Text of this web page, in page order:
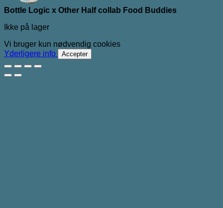
Bottle Logic x Other Half collab Food Buddies
Ikke på lager
Vi bruger kun nødvendig cookies
Yderligere info
Accepter